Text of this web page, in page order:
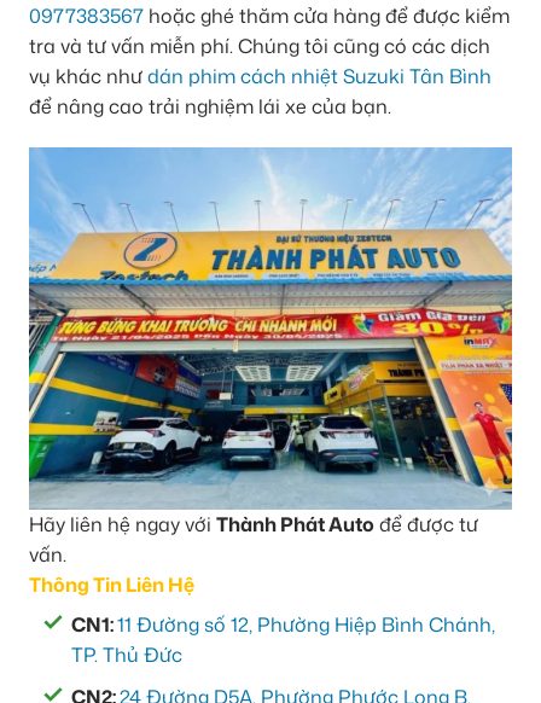
0977383567 hoặc ghé thăm cửa hàng để được kiểm
tra và tư vấn miễn phí. Chúng tôi cũng có các dịch
vụ khác nhưdán phim cách nhiệt Suzuki Tân Bình
để nâng cao trải nghiệm lái xe của bạn.
Hãy liên hệ ngay với Thành Phát Auto để được tư
vấn.
Thông Tin Liên Hệ
CN1:11 Đường số 12, Phường Hiệp Bình Chánh,
TP. Thủ Đức
CN2:24 Đường D5A, Phường Phước Long B,